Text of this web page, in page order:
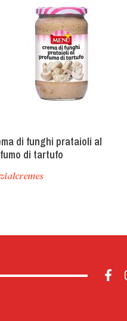
di funghi prataioli al
di tartufo